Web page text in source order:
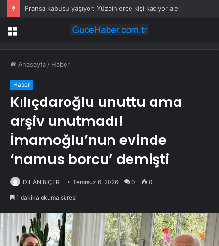
Menü
Anasayfa / Haber
Haber
Kılıçdaroğlu unuttu ama
arşiv unutmadı!
İmamoğlu’nun evinde
‘namus borcu’ demişti
DİLAN BİÇER Temmuz 6, 2026 0 0
1 dakika okuma süresi